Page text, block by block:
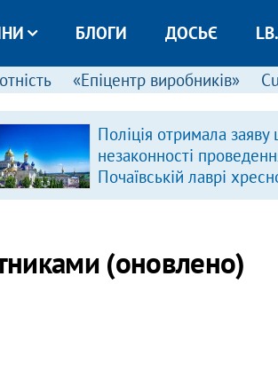
БЛОГИ ДОСЬЄ
«Епіцентр виробників»
Поліція отримала
незаконності
Почаївській лаврі
(оновлено)